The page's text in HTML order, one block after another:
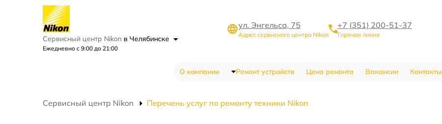
Сервисный центр Nikon в Челябинске
Ежедневно с 9:00 до 21:00
ул. Энгельса, 75
Адрес сервисного центра Nikon
+7 (351) 200-51-37
Горячая линия
О компании Ремонт устройств Цена ремонта Вакансии Контакты
Сервисный центр Nikon Перечень услуг по ремонту техники Nikon